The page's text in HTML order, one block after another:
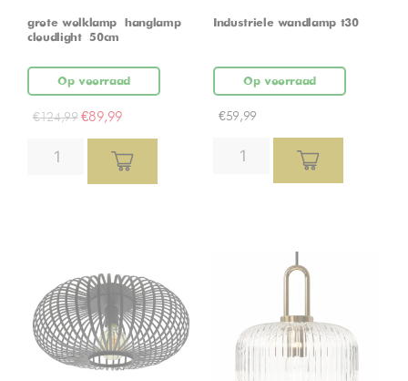
grote wolklamp – hanglamp –
cloudlight – 50cm
Op voorraad
€124,99 €89,99
Industriele wandlamp t30
Op voorraad
€59,99